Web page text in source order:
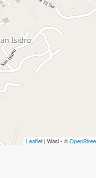
Leaflet | Wasi - ©